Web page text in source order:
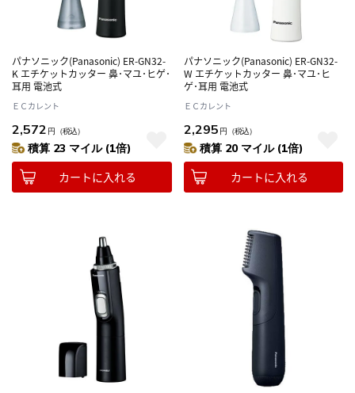
パナソニック(Panasonic) ER-GN32-
K エチケットカッター 鼻･マユ･ヒゲ･
耳用 電池式
ＥＣカレント
2,572 円 （税込）
積算 23 マイル (1倍)
カートに入れる
パナソニック(Panasonic) ER-GN32-
W エチケットカッター 鼻･マユ･ヒ
ゲ･耳用 電池式
ＥＣカレント
2,295 円 （税込）
積算 20 マイル (1倍)
カートに入れる